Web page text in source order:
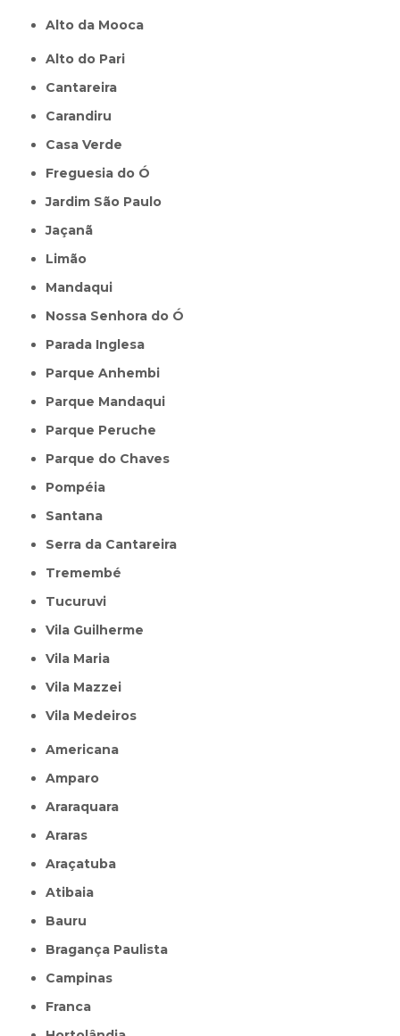
Alto da Mooca
Alto do Pari
Cantareira
Carandiru
Casa Verde
Freguesia do Ó
Jardim São Paulo
Jaçanã
Limão
Mandaqui
Nossa Senhora do Ó
Parada Inglesa
Parque Anhembi
Parque Mandaqui
Parque Peruche
Parque do Chaves
Pompéia
Santana
Serra da Cantareira
Tremembé
Tucuruvi
Vila Guilherme
Vila Maria
Vila Mazzei
Vila Medeiros
Americana
Amparo
Araraquara
Araras
Araçatuba
Atibaia
Bauru
Bragança Paulista
Campinas
Franca